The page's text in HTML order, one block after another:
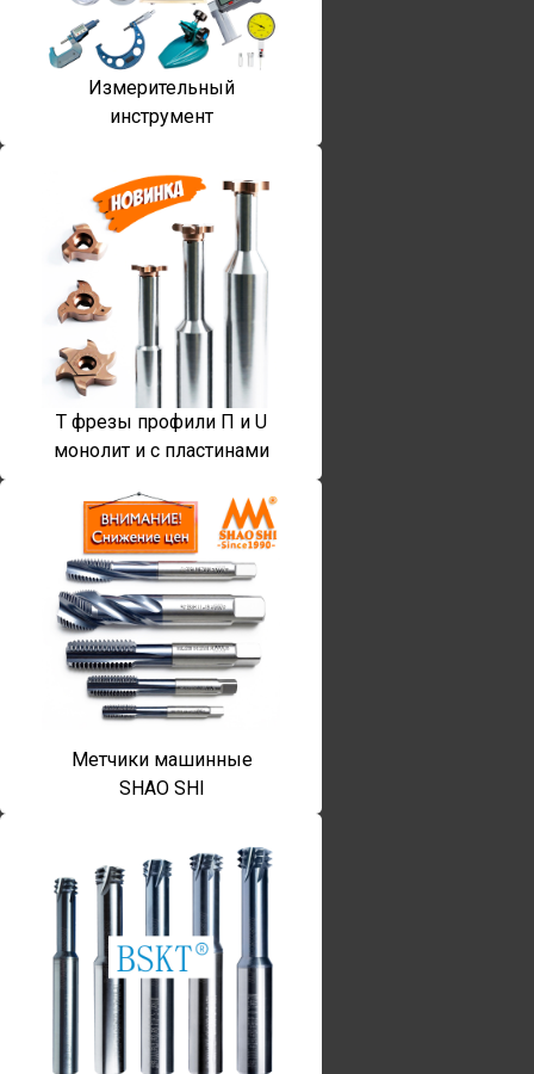
Измерительный
инструмент
T фрезы профили П и U
монолит и с пластинами
Метчики машинные
SHAO SHI